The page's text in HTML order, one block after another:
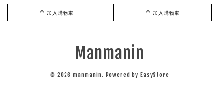
加入購物車 加入購物車
Manmanin
© 2026 manmanin. Powered by EasyStore